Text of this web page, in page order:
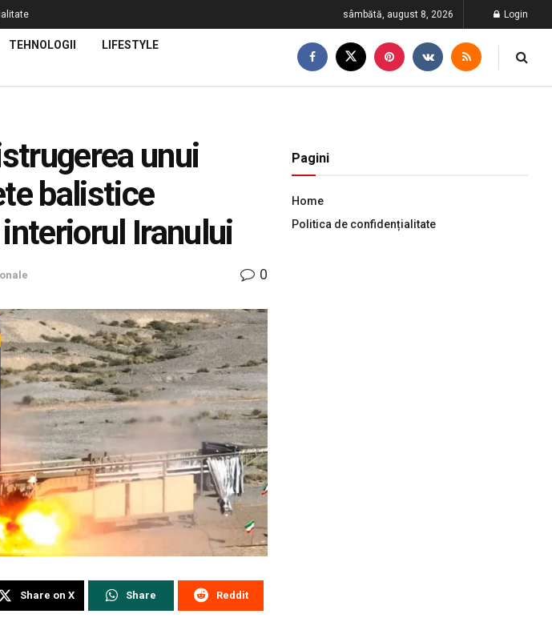
sâmbătă, august 8, 2026 Login
TEHNOLOGII LIFESTYLE
unui
balistice
Iranului
0
Share on X Share Reddit
Pagini
Home
Politica de confidențialitate